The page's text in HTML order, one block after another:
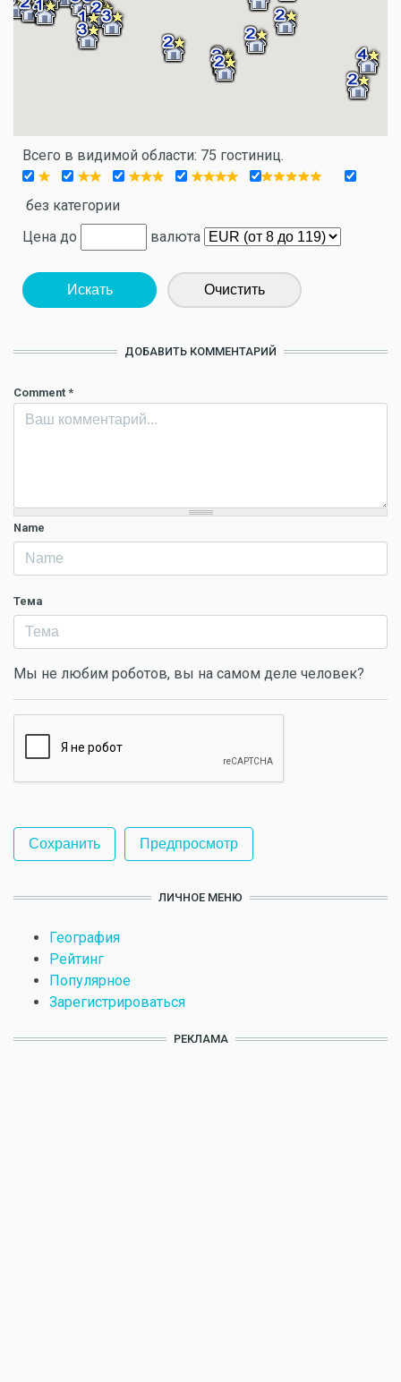
Всего в видимой области: 75 гостиниц.
без категории
Цена до
валюта
Искать Очистить
ДОБАВИТЬ КОММЕНТАРИЙ
Comment *
Name
Тема
Мы не любим роботов, вы на самом деле человек?
ЛИЧНОЕ МЕНЮ
География
Рейтинг
Популярное
Зарегистрироваться
РЕКЛАМА